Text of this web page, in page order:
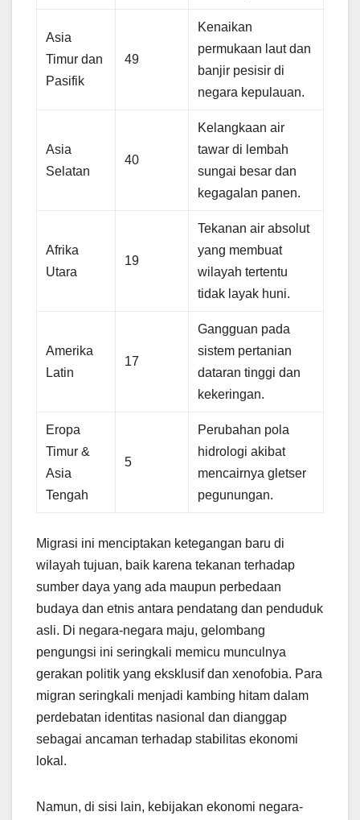
Asia
Timur dan
Pasifik
49
Kenaikan
permukaan laut dan
banjir pesisir di
negara kepulauan.
Asia
Selatan
40
Kelangkaan air
tawar di lembah
sungai besar dan
kegagalan panen.
Afrika
Utara
19
Tekanan air absolut
yang membuat
wilayah tertentu
tidak layak huni.
Amerika
Latin
17
Gangguan pada
sistem pertanian
dataran tinggi dan
kekeringan.
Eropa
Timur &
Asia
Tengah
5
Perubahan pola
hidrologi akibat
mencairnya gletser
pegunungan.
Migrasi ini menciptakan ketegangan baru di
wilayah tujuan, baik karena tekanan terhadap
sumber daya yang ada maupun perbedaan
budaya dan etnis antara pendatang dan penduduk
asli. Di negara-negara maju, gelombang
pengungsi ini seringkali memicu munculnya
gerakan politik yang eksklusif dan xenofobia. Para
migran seringkali menjadi kambing hitam dalam
perdebatan identitas nasional dan dianggap
sebagai ancaman terhadap stabilitas ekonomi
lokal.
Namun, di sisi lain, kebijakan ekonomi negara-